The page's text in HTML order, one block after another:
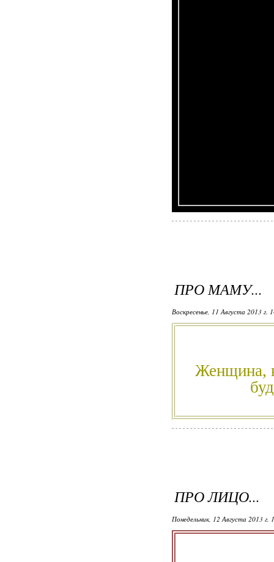
ПРО МАМУ...
Воскресенье, 11 Августа 2013 г.
Женщина,
ПРО ЛИЦО...
Понедельник, 12 Августа 2013 г.